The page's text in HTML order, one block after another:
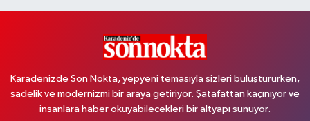
Karadenizde Son Nokta, yepyeni temasıyla sizleri buluştururken,
sadelik ve modernizmi bir araya getiriyor. Şatafattan kaçınıyor ve
insanlara haber okuyabilecekleri bir altyapı sunuyor.